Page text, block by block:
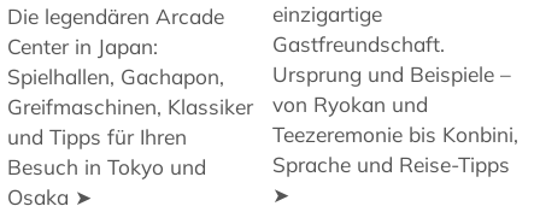
einzigartige
Gastfreundschaft.
Ursprung und Beispiele –
von Ryokan und
Teezeremonie bis Konbini,
Sprache und Reise-Tipps
➤
Die legendären Arcade
Center in Japan:
Spielhallen, Gachapon,
Greifmaschinen, Klassiker
und Tipps für Ihren
Besuch in Tokyo und
Osaka ➤